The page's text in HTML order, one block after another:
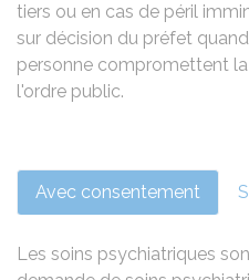
tiers ou en cas de péril
sur décision du préfet
personne compromettent
l'ordre public.
Avec consentement
Les soins psychiatriques